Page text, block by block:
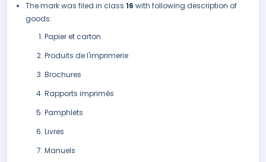
The mark was filed in class 16 with following description of
goods:
Papier et carton
Produits de l'imprimerie
Brochures
Rapports imprimés
Pamphlets
Livres
Manuels